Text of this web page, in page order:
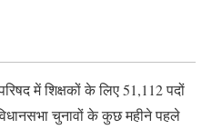
में शिक्षकों के लिए 51,112 पदों
चुनावों के कुछ महीने पहले